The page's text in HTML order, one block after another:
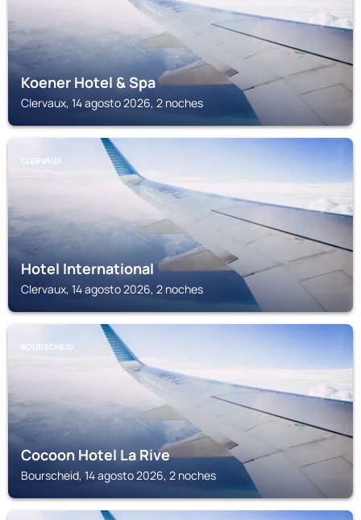
Koener Hotel & Spa
Clervaux, 14 agosto 2026, 2 noches
CLERVAUX
Hotel International
Clervaux, 14 agosto 2026, 2 noches
BOURSCHEID
Cocoon Hotel La Rive
Bourscheid, 14 agosto 2026, 2 noches